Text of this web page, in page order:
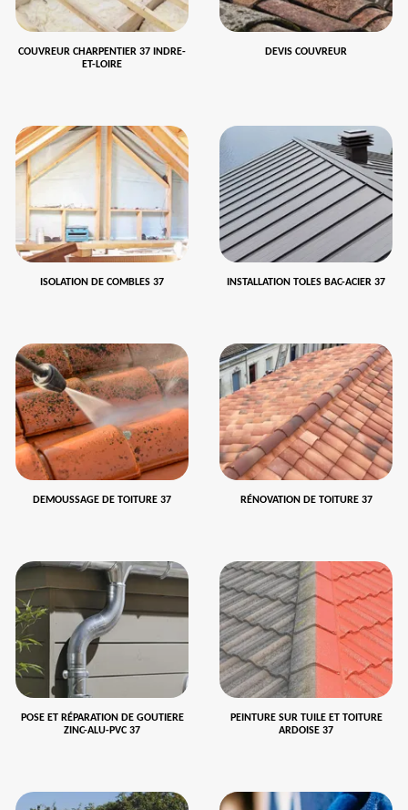
COUVREUR CHARPENTIER 37 INDRE-
ET-LOIRE
DEVIS COUVREUR
ISOLATION DE COMBLES 37 INSTALLATION TOLES BAC-ACIER 37
DEMOUSSAGE DE TOITURE 37 RÉNOVATION DE TOITURE 37
POSE ET RÉPARATION DE GOUTIERE
ZINC-ALU-PVC 37
PEINTURE SUR TUILE ET TOITURE
ARDOISE 37